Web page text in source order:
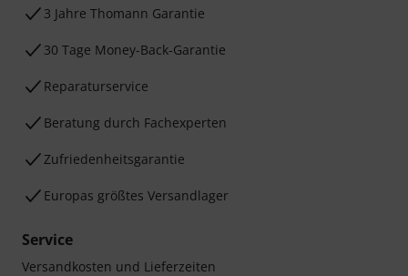
3 Jahre Thomann Garantie
30 Tage Money-Back-Garantie
Reparaturservice
Beratung durch Fachexperten
Zufriedenheitsgarantie
Europas größtes Versandlager
Service
Versandkosten und Lieferzeiten